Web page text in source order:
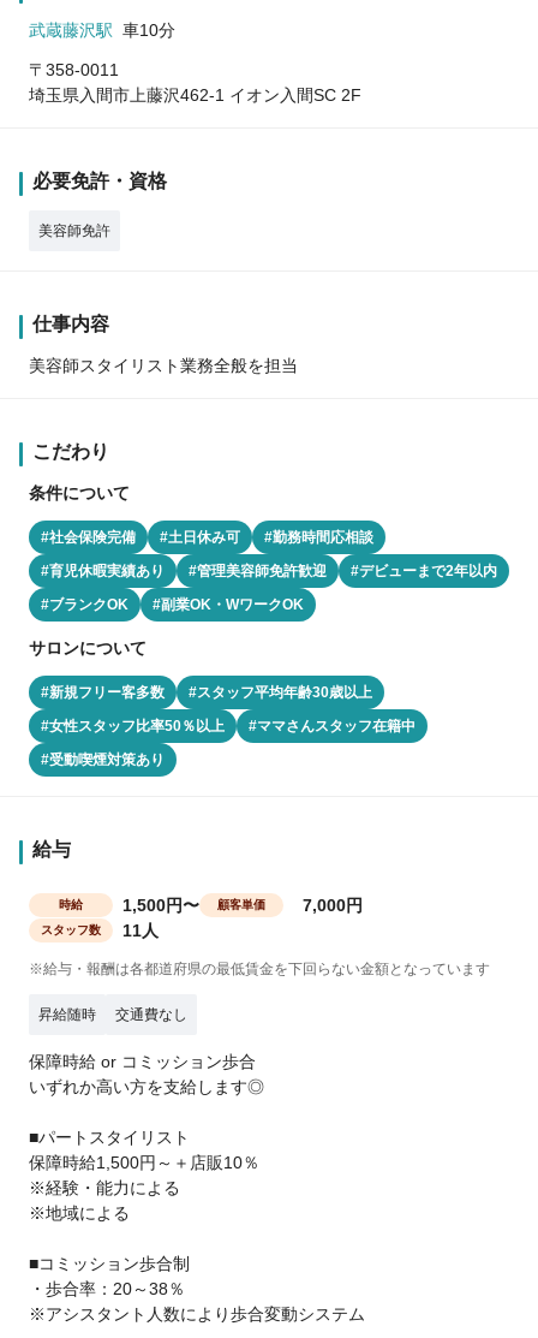
武蔵藤沢駅 車10分
〒358-0011
埼玉県入間市上藤沢462-1 イオン入間SC 2F
必要免許・資格
美容師免許
仕事内容
美容師スタイリスト業務全般を担当
こだわり
条件について
#社会保険完備 #土日休み可
#勤務時間応相談
#育児休暇実績あり
#管理美容師免許歓迎
#デビューまで2年以内
#ブランクOK
#副業OK・WワークOK
サロンについて
#新規フリー客多数
#スタッフ平均年齢30歳以上
#女性スタッフ比率50％以上
#ママさんスタッフ在籍中
#受動喫煙対策あり
給与
時給 1,500円〜 顧客単価 7,000円
スタッフ数 11人
※給与・報酬は各都道府県の最低賃金を下回らない金額となっています
昇給随時 交通費なし
保障時給 or コミッション歩合
いずれか高い方を支給します◎
■パートスタイリスト
保障時給1,500円～＋店販10％
※経験・能力による
※地域による
■コミッション歩合制
・歩合率：20～38％
※アシスタント人数により歩合変動システム